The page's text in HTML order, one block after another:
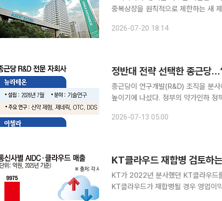
중복상장을 원칙적으로 제한하는 새
시장 상장위원회를 열고 두 회사의
2026-07-20 18:14
정반대 전략 선택한 종근당
종근당이 연구개발(R&D) 조직을 분
높이기에 나섰다. 정부의 약가인하 정
따르면 최근 종근당은 연구개발 전문
2026-07-13 05:00
KT클라우드 재합병 검토하
KT가 2022년 분사했던 KT클라우드
KT클라우드가 재합병될 경우 영업이